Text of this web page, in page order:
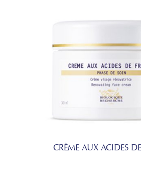
CRÈME AUX ACIDES